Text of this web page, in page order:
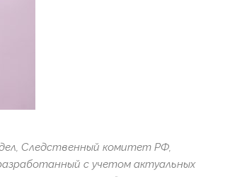
Следственный комитет РФ,
с учетом актуальных